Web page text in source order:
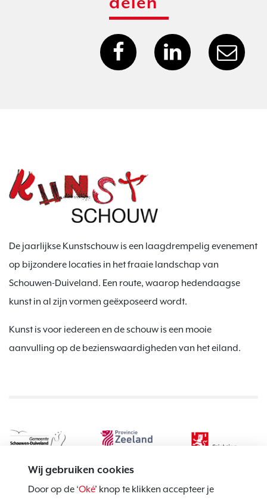
Wij gebruiken cookies
Door op de ‘Oké’ knop te klikken accepteer je
De jaarlijkse Kunstschouw is een laagdrempelig evenement
op bijzondere locaties in het fraaie landschap van
Schouwen-Duiveland. Een route, waarop hedendaagse
kunst in al zijn vormen geëxposeerd wordt.
Kunst is voor iedereen en de schouw is een mooie
aanvulling op de bezienswaardigheden van het eiland.